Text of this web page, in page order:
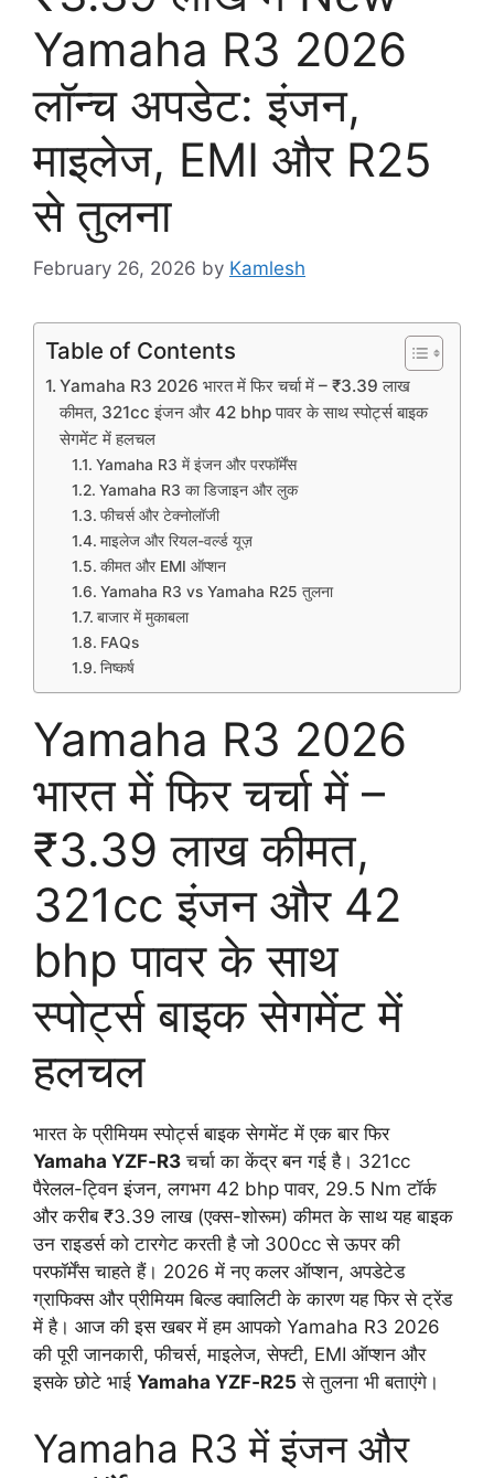
Yamaha R3 2026
लॉन्च अपडेट: इंजन,
माइलेज, EMI और R25
से तुलना
February 26, 2026 by Kamlesh
Table of Contents
Yamaha R3 2026 भारत में फिर चर्चा में – ₹3.39 लाख
कीमत, 321cc इंजन और 42 bhp पावर के साथ स्पोर्ट्स बाइक
सेगमेंट में हलचल
Yamaha R3 में इंजन और परफॉर्मेंस
Yamaha R3 का डिजाइन और लुक
फीचर्स और टेक्नोलॉजी
माइलेज और रियल-वर्ल्ड यूज़
कीमत और EMI ऑप्शन
Yamaha R3 vs Yamaha R25 तुलना
बाजार में मुकाबला
FAQs
निष्कर्ष
Yamaha R3 2026
भारत में फिर चर्चा में –
₹3.39 लाख कीमत,
321cc इंजन और 42
bhp पावर के साथ
स्पोर्ट्स बाइक सेगमेंट में
हलचल
भारत के प्रीमियम स्पोर्ट्स बाइक सेगमेंट में एक बार फिर
Yamaha YZF‑R3 चर्चा का केंद्र बन गई है। 321cc
पैरेलल-ट्विन इंजन, लगभग 42 bhp पावर, 29.5 Nm टॉर्क
और करीब ₹3.39 लाख (एक्स-शोरूम) कीमत के साथ यह बाइक
उन राइडर्स को टारगेट करती है जो 300cc से ऊपर की
परफॉर्मेंस चाहते हैं। 2026 में नए कलर ऑप्शन, अपडेटेड
ग्राफिक्स और प्रीमियम बिल्ड क्वालिटी के कारण यह फिर से ट्रेंड
में है। आज की इस खबर में हम आपको Yamaha R3 2026
की पूरी जानकारी, फीचर्स, माइलेज, सेफ्टी, EMI ऑप्शन और
इसके छोटे भाई Yamaha YZF‑R25 से तुलना भी बताएंगे।
Yamaha R3 में इंजन और